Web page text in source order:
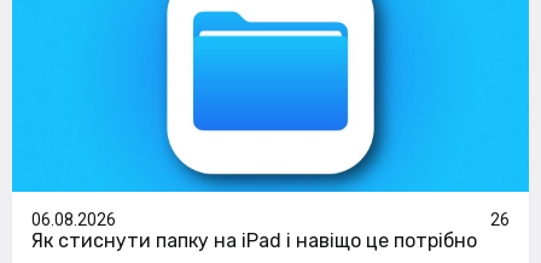
06.08.2026 26
Як стиснути папку на iPad і навіщо це потрібно